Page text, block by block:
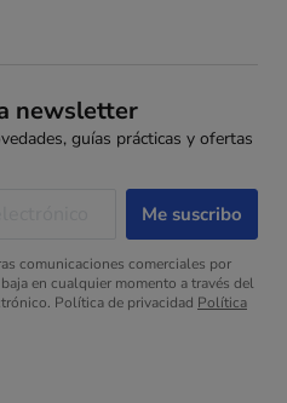
newsletter
guías prácticas y ofertas
comunicaciones comerciales por
en cualquier momento a través del
Política de privacidad Política